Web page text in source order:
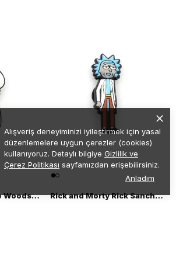
Alışveriş deneyiminizi iyileştirmek için yasal
düzenlemelere uygun çerezler (cookies)
kullanıyoruz. Detaylı bilgiye Gizlilik ve
Çerez Politikası sayfamızdan erişebilirsiniz.
Anladım
Peanuts Snoopy ve Woodstock Terlik Süsü - 3D Terlik Süsü Figürü Rick and Morty Rick Sanchez Karakteri Terlik Süsü - 3D Terlik Süsü Figürü